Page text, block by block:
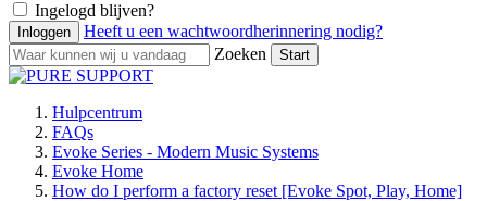
Ingelogd blijven?
Heeft u een wachtwoordherinnering nodig?
Zoeken
Hulpcentrum
FAQs
Evoke Series - Modern Music Systems
Evoke Home
How do I perform a factory reset [Evoke Spot, Play, Home]